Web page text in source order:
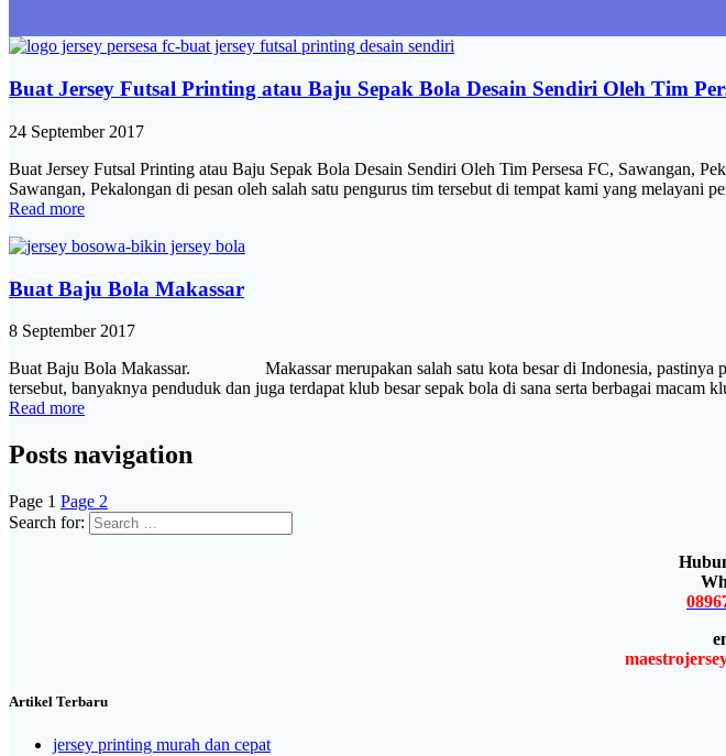
Buat Jersey Futsal Printing atau Baju Sepak Bola Desain Sendiri Oleh Tim
24 September 2017
Buat Jersey Futsal Printing atau Baju Sepak Bola Desain Sendiri Oleh Tim Persesa FC,
Sawangan, Pekalongan di pesan oleh salah satu pengurus tim tersebut di tempat kami yang melayani
Read more
Buat Baju Bola Makassar
8 September 2017
Buat Baju Bola Makassar. Makassar merupakan salah satu kota besar di Indonesia, pastinya
tersebut, banyaknya penduduk dan juga terdapat klub besar sepak bola di sana serta berbagai
Read more
Posts navigation
Page 1 Page 2
Search for:
Artikel Terbaru
jersey printing murah dan cepat